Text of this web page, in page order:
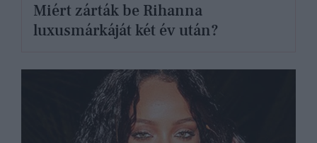
Miért zárták be Rihanna
luxusmárkáját két év után?